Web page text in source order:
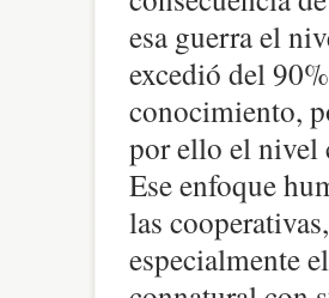
esa guerra el
excedió del
conocimiento,
por ello el nivel
Ese enfoque
las
especialmente